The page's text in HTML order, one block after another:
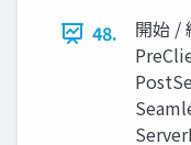
48.
開始 /